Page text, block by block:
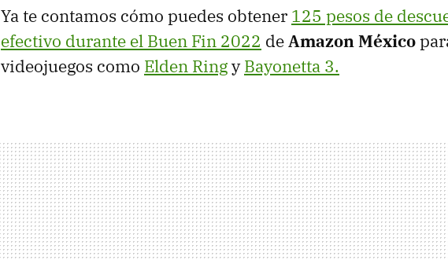
Ya te contamos cómo puedes obtener 125 pesos de
efectivo durante el Buen Fin 2022 deAmazon México
videojuegos como Elden RingyBayonetta 3.